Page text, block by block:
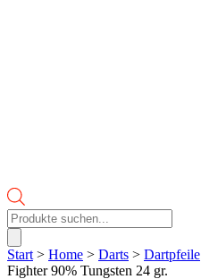
Products
search
Start > Home > Darts > Dartpfeile
Fighter 90% Tungsten 24 gr.